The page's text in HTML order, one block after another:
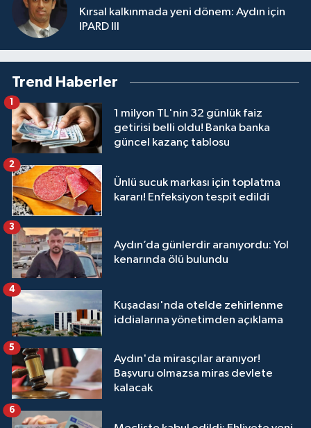
Kırsal kalkınmada yeni dönem: Aydın için
IPARD III
Trend Haberler
1 milyon TL'nin 32 günlük faiz
getirisi belli oldu! Banka banka
güncel kazanç tablosu
1
Ünlü sucuk markası için toplatma
kararı! Enfeksiyon tespit edildi
2
Aydın’da günlerdir aranıyordu: Yol
kenarında ölü bulundu
3
Kuşadası'nda otelde zehirlenme
iddialarına yönetimden açıklama
4
Aydın'da mirasçılar aranıyor!
Başvuru olmazsa miras devlete
kalacak
5
6